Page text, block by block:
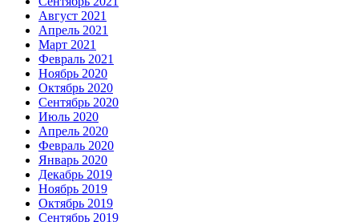
Август 2021
Апрель 2021
Март 2021
Февраль 2021
Ноябрь 2020
Октябрь 2020
Сентябрь 2020
Июль 2020
Апрель 2020
Февраль 2020
Январь 2020
Декабрь 2019
Ноябрь 2019
Октябрь 2019
Сентябрь 2019